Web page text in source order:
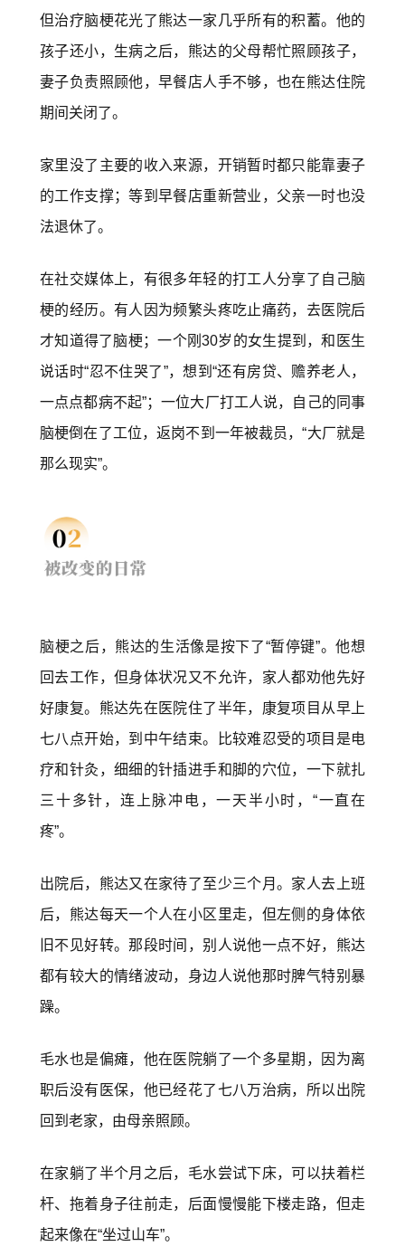
但治疗脑梗花光了熊达一家几乎所有的积蓄。他的
孩子还小，生病之后，熊达的父母帮忙照顾孩子，
妻子负责照顾他，早餐店人手不够，也在熊达住院
期间关闭了。
家里没了主要的收入来源，开销暂时都只能靠妻子
的工作支撑；等到早餐店重新营业，父亲一时也没
法退休了。
在社交媒体上，有很多年轻的打工人分享了自己脑
梗的经历。有人因为频繁头疼吃止痛药，去医院后
才知道得了脑梗；一个刚30岁的女生提到，和医生
说话时“忍不住哭了”，想到“还有房贷、赡养老人，
一点点都病不起”；一位大厂打工人说，自己的同事
脑梗倒在了工位，返岗不到一年被裁员，“大厂就是
那么现实”。
脑梗之后，熊达的生活像是按下了“暂停键”。他想
回去工作，但身体状况又不允许，家人都劝他先好
好康复。熊达先在医院住了半年，康复项目从早上
七八点开始，到中午结束。比较难忍受的项目是电
疗和针灸，细细的针插进手和脚的穴位，一下就扎
三十多针，连上脉冲电，一天半小时，“一直在
疼”。
出院后，熊达又在家待了至少三个月。家人去上班
后，熊达每天一个人在小区里走，但左侧的身体依
旧不见好转。那段时间，别人说他一点不好，熊达
都有较大的情绪波动，身边人说他那时脾气特别暴
躁。
毛水也是偏瘫，他在医院躺了一个多星期，因为离
职后没有医保，他已经花了七八万治病，所以出院
回到老家，由母亲照顾。
在家躺了半个月之后，毛水尝试下床，可以扶着栏
杆、拖着身子往前走，后面慢慢能下楼走路，但走
起来像在“坐过山车”。